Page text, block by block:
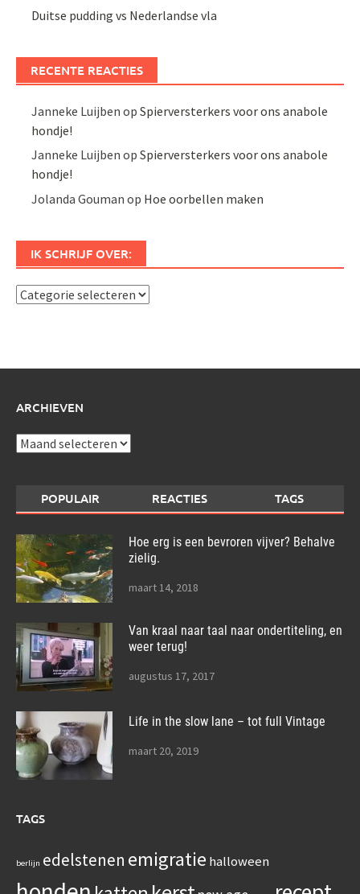
Duitse pudding vs Nederlandse vla
RECENTE REACTIES
Janneke Luijben opSpierversterkers voor ons anabole
hondje!
Janneke Luijben opSpierversterkers voor ons anabole
hondje!
Jolanda Gouman op Hoe oorbellen maken
IK SCHRIJF OVER:
Ik
ARCHIEVEN
Archieven
POPULAIR REACTIES TAGS
Hoe erg is een bevroren vijver? Behalve
zielig.
maart 14, 2018
Van kraal naar taal naar ondertiteling, en
weer terug!
augustus 17, 2017
Life in the slow lane – tot full Vintage
maart 20, 2019
TAGS
berlijn edelstenen emigratie halloween